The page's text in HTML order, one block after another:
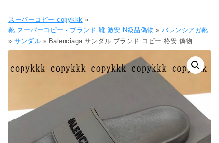
シ
ョ
ン
替
え
スーパーコピー copykkk »
靴 スーパーコピー - ブランド 靴 激安 N級品偽物 »バレンシアガ靴
»サンダル » Balenciaga サンダル ブランド コピー 格安 偽物